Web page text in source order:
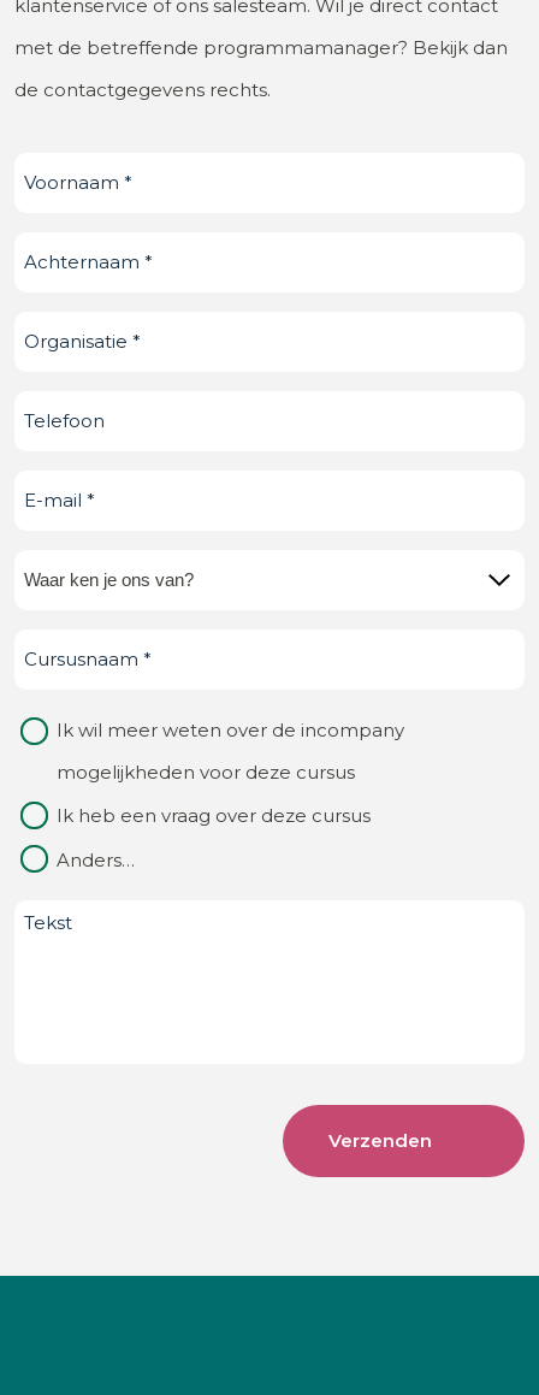
klantenservice of ons salesteam. Wil je direct contact
met de betreffende programmamanager? Bekijk dan
de contactgegevens rechts.
Voornaam (Vereist)
Achternaam (Vereist)
Organisatie(Vereist)
Telefoonnummer
E-
Waar
je
van?
(Vereist)
Cursusnaam (Vereist)
Waarom
contact
Ik wil meer weten over de incompany
mogelijkheden voor deze cursus
Ik heb een vraag over deze cursus
Anders…
Bericht